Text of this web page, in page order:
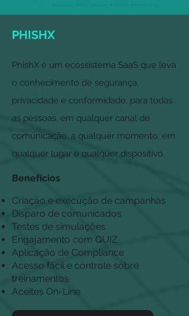
PHISHX
PhishX é um ecossistema SaaS que leva
o conhecimento de segurança,
privacidade e conformidade, para todas
as pessoas, em qualquer canal de
comunicação, a qualquer momento, em
qualquer lugar e qualquer dispositivo.
Benefícios
Criação e execução de campanhas
Disparo de comunicados
Testes de simulações
Engajamento com QUIZ
Aplicação de Compliance
Acesso fácil e controle sobre
treinamentos
Aceites On-Line